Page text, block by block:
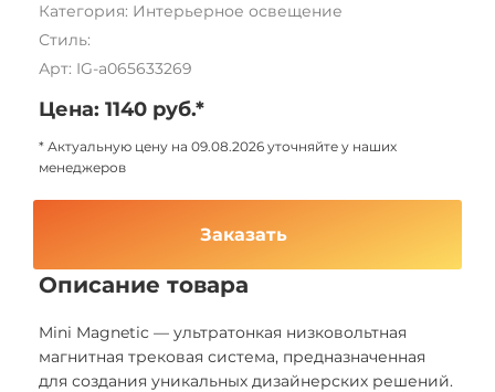
Категория: Интерьерное освещение
Стиль:
Арт: IG-a065633269
Цена: 1140 руб.*
* Актуальную цену на 09.08.2026 уточняйте у наших
менеджеров
Заказать
Описание товара
Mini Magnetic — ультратонкая низковольтная
магнитная трековая система, предназначенная
для создания уникальных дизайнерских решений.